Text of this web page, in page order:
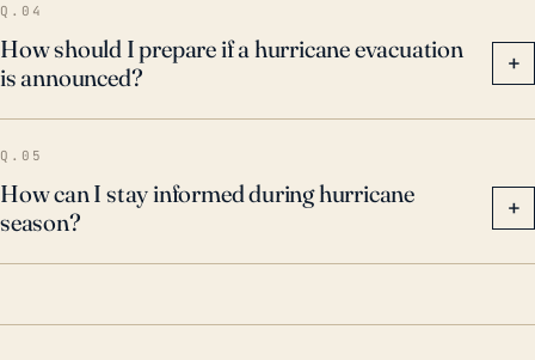
Q.04
How should I prepare if a hurricane evacuation
is announced?
+
Q.05
How can I stay informed during hurricane
season?
+